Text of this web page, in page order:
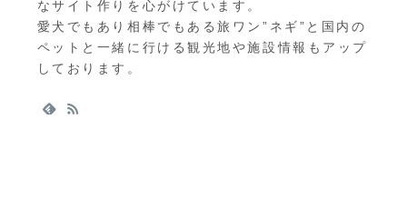
なサイト作りを心がけています。
愛犬でもあり相棒でもある旅ワン”ネギ”と国内の
ペットと一緒に行ける観光地や施設情報もアップ
しております。